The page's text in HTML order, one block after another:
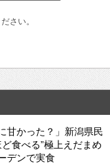
さい。
甘かった？」新潟県民
食べる”極上えだまめ
デンで実食